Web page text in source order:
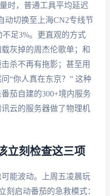
时，普通工具平均延迟
动切换至上海CN2专线节
足3%。更直观的方式
灰掉的周杰伦歌单；和
杀不再有拖影；甚至用
“你人真在东京？” 这种
茄自建的300+境内服务
云的服务器做了物理机
立刻检查这三项
能波动。上周五凌晨玩
刻启动番茄的急救模式：